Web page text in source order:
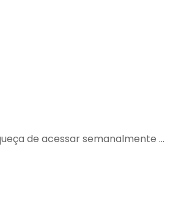
de acessar semanalmente …